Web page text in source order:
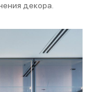
декора.